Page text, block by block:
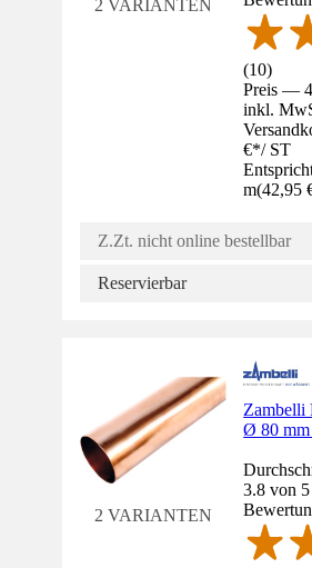
2 VARIANTEN
(10)
Preis —
inkl.
€*/ ST
m(42,95
Z.Zt. nicht online bestellbar
Reservierbar
2 VARIANTEN
Zambelli
Ø 80
3.8 von